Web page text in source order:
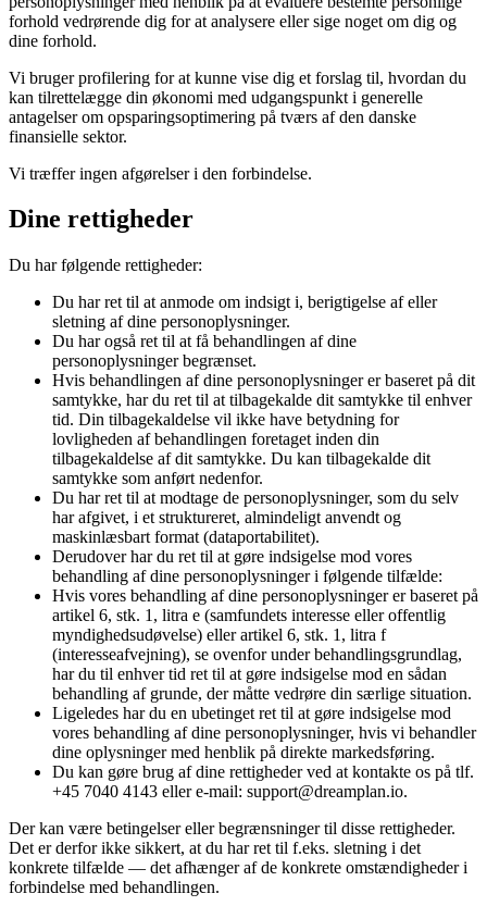
forhold vedrørende dig for at analysere eller sige noget om dig og
dine forhold.
Vi bruger profilering for at kunne vise dig et forslag til, hvordan du
kan tilrettelægge din økonomi med udgangspunkt i generelle
antagelser om opsparingsoptimering på tværs af den danske
finansielle sektor.
Vi træffer ingen afgørelser i den forbindelse.
Dine rettigheder
Du har følgende rettigheder:
Du har ret til at anmode om indsigt i, berigtigelse af eller
sletning af dine personoplysninger.
Du har også ret til at få behandlingen af dine
personoplysninger begrænset.
Hvis behandlingen af dine personoplysninger er baseret på dit
samtykke, har du ret til at tilbagekalde dit samtykke til enhver
tid. Din tilbagekaldelse vil ikke have betydning for
lovligheden af behandlingen foretaget inden din
tilbagekaldelse af dit samtykke. Du kan tilbagekalde dit
samtykke som anført nedenfor.
Du har ret til at modtage de personoplysninger, som du selv
har afgivet, i et struktureret, almindeligt anvendt og
maskinlæsbart format (dataportabilitet).
Derudover har du ret til at gøre indsigelse mod vores
behandling af dine personoplysninger i følgende tilfælde:
Hvis vores behandling af dine personoplysninger er baseret på
artikel 6, stk. 1, litra e (samfundets interesse eller offentlig
myndighedsudøvelse) eller artikel 6, stk. 1, litra f
(interesseafvejning), se ovenfor under behandlingsgrundlag,
har du til enhver tid ret til at gøre indsigelse mod en sådan
behandling af grunde, der måtte vedrøre din særlige situation.
Ligeledes har du en ubetinget ret til at gøre indsigelse mod
vores behandling af dine personoplysninger, hvis vi behandler
dine oplysninger med henblik på direkte markedsføring.
Du kan gøre brug af dine rettigheder ved at kontakte os på tlf.
+45 7040 4143 eller e-mail: support@dreamplan.io.
Der kan være betingelser eller begrænsninger til disse rettigheder.
Det er derfor ikke sikkert, at du har ret til f.eks. sletning i det
konkrete tilfælde — det afhænger af de konkrete omstændigheder i
forbindelse med behandlingen.